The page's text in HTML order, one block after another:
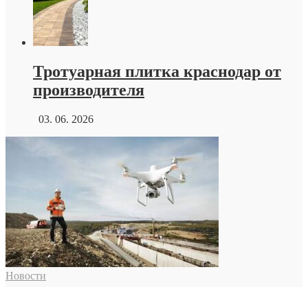
Тротуарная плитка краснодар от
производителя
03. 06. 2026
Новости